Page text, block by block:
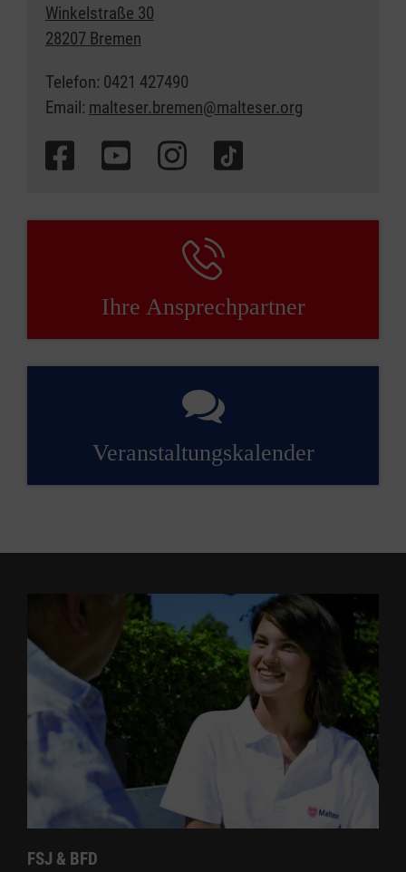
Winkelstraße 30
28207 Bremen
Telefon: 0421 427490
Email: malteser.bremen@malteser.org
Ihre Ansprechpartner
Veranstaltungskalender
FSJ & BFD